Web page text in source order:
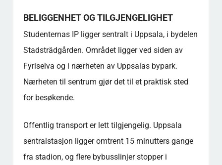
BELIGGENHET OG TILGJENGELIGHET
Studenternas IP ligger sentralt i Uppsala, i bydelen
Stadsträdgården. Området ligger ved siden av
Fyriselva og i nærheten av Uppsalas bypark.
Nærheten til sentrum gjør det til et praktisk sted
for besøkende.
Offentlig transport er lett tilgjengelig. Uppsala
sentralstasjon ligger omtrent 15 minutters gange
fra stadion, og flere bybusslinjer stopper i